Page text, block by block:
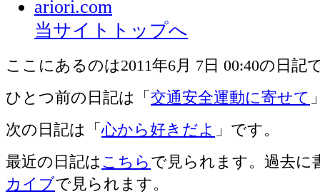
ariori.com
当サイトトップへ
ここにあるのは2011年6月 7日 00:40の日記
ひとつ前の日記は「 交通安全運動に寄せて
次の日記は「心から好きだよ 」です。
最近の日記は こちら で見られます。過去に
カイブで見られます。